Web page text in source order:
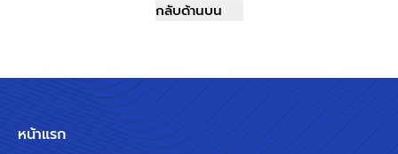
กลับด้านบน
หน้าแรก